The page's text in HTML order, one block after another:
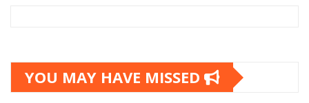
YOU MAY HAVE MISSED